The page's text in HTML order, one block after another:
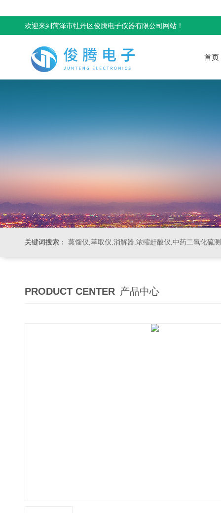
欢迎来到菏泽市牡丹区俊腾电子仪器有限公司网站！
首页
关键词搜索： 蒸馏仪,萃取仪,消解器,浓缩赶酸仪,中药二氧化硫
PRODUCT CENTER 产品中心